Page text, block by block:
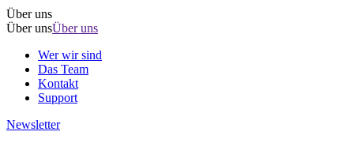
Über uns
Über unsÜber uns
Wer wir sind
Das Team
Kontakt
Support
Newsletter